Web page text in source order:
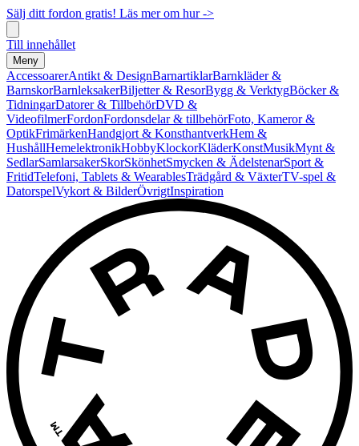
Sälj ditt fordon gratis! Läs mer om hur ->
Till innehållet
Meny
AccessoarerAntikt & DesignBarnartiklarBarnkläder &
BarnskorBarnleksakerBiljetter & ResorBygg & VerktygBöcker &
TidningarDatorer & TillbehörDVD &
VideofilmerFordonFordonsdelar & tillbehörFoto, Kameror &
OptikFrimärkenHandgjort & KonsthantverkHem &
HushållHemelektronikHobbyKlockorKläderKonstMusikMynt &
SedlarSamlarsakerSkorSkönhetSmycken & ÄdelstenarSport &
FritidTelefoni, Tablets & WearablesTrädgård & VäxterTV-spel &
DatorspelVykort & BilderÖvrigtInspiration